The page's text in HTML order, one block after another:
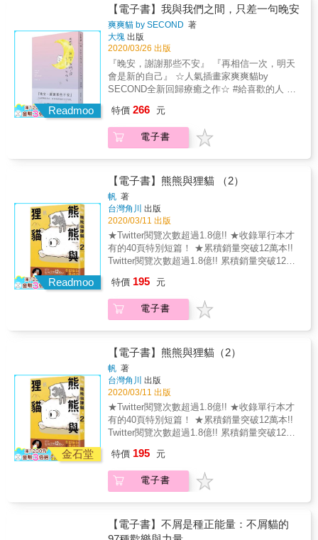
藥。』 ﹏﹏﹏﹏﹏保羅先生 / Mr. Paul H.H先
生 ︴千千進食中 ︴包大山 ︴怪奇事務所 ︴消
極男子 ﹏﹏﹏﹏﹏﹏﹏﹏ ㄏㄏ推薦 ✽#補點幽
默 #補點怪趣味 #化憂解愁_必備良藥 《保羅先
生腦洞大補帖》是 #愛講幹話 #有點獵奇 #愛吃
插畫家保羅先生 / Mr. Paul首次出擊的插畫精選
集，書中收錄他出道六年，最喜歡也最深刻的
『140則』腦洞大開圖文，一次性打包成有溫度
的紙本書持續讓大家會心一笑，希望在這個動
藥。 ✽#你嘴角上揚的時候，我也笑了。 雖然
愛講幹話愛鬧事，骨子裡常常忍不住想諷刺各
種沒營養的人事物，但只要看到大家在他貼文
&mdash;&mdash;「哈哈哈笑屎我了」、「真
得耶～也太中肯」、「對～～我也超討厭披薩
加鳳梨！」、「哈，這個也想得到」、「下班
看到這篇，壞心情被療癒了」
&mdash;&mdash;保羅先生都會對這類共鳴感
到內心竊喜，因為「當你嘴角上揚的時候，我
也笑了。」^^ ✽#蒙面插畫家『保羅先生的19道
插畫家（神祕？）保羅先生特別整理了最常被
問的19道祕辛&mdash;&mdash;「畫圖的靈感
究竟都是怎麼來的？」、「為什麼保羅先生都
&hellip;&hellip;，那些平常在社群媒體上沒聊
到，面具底下的內心話與小故事，歡迎大家一
起來揭露與探究。 ✽#保羅先生的腦洞遊樂場
ROUND 1 #人體小劇場 人體本來就是一個高智
慧且奧妙的有機體，來到冬天，有人會說「我
咳嗽到快要把肺給咳出來」，那你知道把肺咳
出來是什麼樣情境嗎？也有人說「用膝蓋想也
們平常都在聊些什麼話題嗎？ ROUND 2 #翻玩
cosplay慈禧太后的遊戲，你也會這樣嗎？！不
同的現實／虛擬人物角色，保羅先生都會對他
們產生各種腦洞奇想，可能純粹是字面上的反
射聯想，有時候則是亂牽線幫他們結合新的概
念和元素，徹底歪樓這樣。 ROUND 3 #誰沒有
Readmoo
【電子書】我與我們之間，只差一句晚安
爽爽貓 by SECOND 著
大塊 出版
2020/03/26 出版
『晚安，謝謝那些不安』 『再相信一次，明天
會是新的自己』 ☆人氣插畫家爽爽貓by
SECOND全新回歸療癒之作☆ #給喜歡的人 #
&mdash;&mdash;&mdash;&mdash;隨書附 爽
爽貓『晚安冒險地圖』精美拉頁
&mdash;&mdash;&mdash;&mdash; 『生命精
的死亡、日與夜的交接， 在告白與告別之後，
才懂得珍惜那些習以為常的一切。』 ☆晚安是
睡前的最後一聲問候 ☆晚安是想念最偷懶的濃
縮 晚安是逗號 晚安是句號 晚安是再見 晚安是
告別 晚安是期盼 晚安是詩 ☆為了喜歡你，我
練習更努力喜歡自己 ☆為了更喜歡你，我好好
練習說一聲晚安 這本書想講的晚安，是一種夕
陽的感覺 從淺藍色的憂傷，到粉紅色的喜歡 我
想在一天之中，當最後一個跟你說晚安的人 我
在有愛的時候，感覺到一個擁抱 我想在寂寞的
時候，讓心有一個破洞 體驗一次失敗的防守，
流露出那些藏得完美到都快忘記的感受 ☆我與
我們之間，只差一句晚安 ☆我與我們之間，就
等這句告白 #給喜歡的人 不確定 世界何時末日
只確定，想成為每天 最後一個跟你說晚安的人
#給好朋友 知道你，有時候 只想一個人躲起來
難過 當你不想再獨自一人的時候 好朋友的我永
遠在你的左右 #給自己 原來一切不用想成這麼
難 心想要的，其實一直都很簡單 睡前和自己的
心聊一聊天 #給未來的我們 失去的和曾經受傷
的 不一定只是我們眼前看見的那樣 或許那會是
未來讓我們的心更能閃著光的地方
特價 266 元
電子書
Readmoo
【電子書】熊熊與狸貓 （2）
帆 著
台灣角川 出版
2020/03/11 出版
★Twitter閱覽次數超過1.8億!! ★收錄單行本才
有的40頁特別短篇！ ★累積銷量突破12萬本!!
Twitter閱覽次數超過1.8億!! 累積銷量突破12萬
畫。 「兩人的羈絆」和「感動的重逢」！ 描繪
溫和的熊和 不知天高地厚的狸貓， 幽默可愛的
每一天。 只要兩人在一起， 平凡的日常， 也
樣， 一個季節又過去了── 這是生活在某座森
林的 熊與狸貓的故事。 登場動物介紹 熊 溫和
且力量大的棕熊。 喜歡睡午覺和跳舞。 烏龜
行動力十足，不在乎時間， 積極地往前走。 狸
貓 有點膽小但充滿好奇心。 喜愛尋找各種樂
趣。 兔子 靜不下來會到處跑， 和烏龜是朋
友。 鷺 有些寡言。 雖然聽不懂聽鶴在講什
麼，但樂在其中。 鶴 無時無刻都在思考， 但
想不出結論也不在乎。 別的熊 粗魯但溫柔。
為傲， 秋天時會和同伴比力氣。 杉樹 雖然有
點驕傲，但其實很多情。 想和鄰居保持距離。
熊媽媽 在熊小時候 就和他分開的母親。 蝙蝠
超級夜貓子， 總是和同伴快樂地到處飛。 櫸樹
個性溫和，喜歡其他的生物。 非常在意隔壁鄰
特價 195 元
電子書
金石堂
【電子書】熊熊與狸貓（2）
帆 著
台灣角川 出版
2020/03/11 出版
★Twitter閱覽次數超過1.8億!! ★收錄單行本才
有的40頁特別短篇！ ★累積銷量突破12萬本!!
Twitter閱覽次數超過1.8億!! 累積銷量突破12萬
畫。 「兩人的羈絆」和「感動的重逢」！ 描繪
溫和的熊和 不知天高地厚的狸貓， 幽默可愛的
每一天。 只要兩人在一起， 平凡的日常， 也
樣， 一個季節又過去了── 這是生活在某座森
林的 熊與狸貓的故事。 登場動物介紹 熊 溫和
特價 195 元
電子書
【電子書】不屑是種正能量：不屑貓的